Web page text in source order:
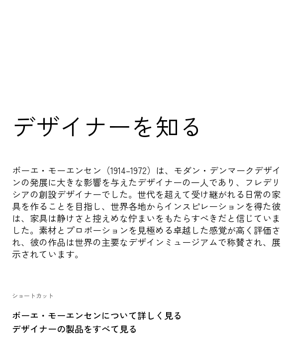
デザイナーを知る
ボーエ・モーエンセン（1914–1972）は、モダン・デンマークデザイ
ンの発展に大きな影響を与えたデザイナーの一人であり、フレデリ
シアの創設デザイナーでした。世代を超えて受け継がれる日常の家
具を作ることを目指し、世界各地からインスピレーションを得た彼
は、家具は静けさと控えめな佇まいをもたらすべきだと信じていま
した。素材とプロポーションを見極める卓越した感覚が高く評価さ
れ、彼の作品は世界の主要なデザインミュージアムで称賛され、展
示されています。
ショートカット
ボーエ・モーエンセンについて詳しく見る
デザイナーの製品をすべて見る